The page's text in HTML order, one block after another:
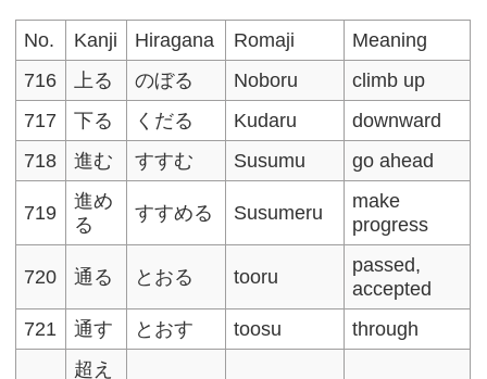
No. Kanji Hiragana Romaji
Meaning
716
上る のぼる Noboru
climb up
717
下る くだる Kudaru
downward
718
進む すすむ Susumu go ahead
719
進め
る
すすめる Susumeru
make
progress
720 通る とおる tooru
passed,
accepted
721
通す とおす toosu through
超え